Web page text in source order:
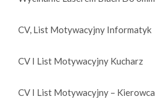
CV, List Motywacyjny Informatyk
CV I List Motywacyjny Kucharz
CV I List Motywacyjny – Kierowca